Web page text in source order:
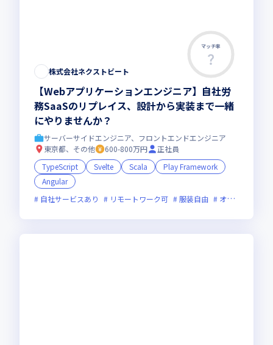
マッチ率
株式会社ネクストビート
【Webアプリケーションエンジニア】自社労
務SaaSのリプレイス、設計から実装まで一緒
にやりませんか？
サーバーサイドエンジニア、フロントエンドエンジニア
東京都、その他
600-800万円
正社員
TypeScript
Svelte Scala
Play Framework
Angular
自社サービスあり
リモートワーク可 服装自由 オンライン選考可